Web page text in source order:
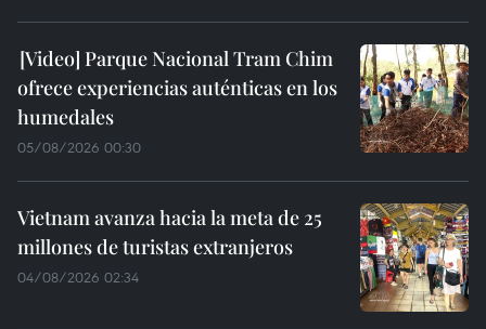
Parque Nacional Tram Chim
ofrece experiencias auténticas en los
humedales
05/08/2026 00:30
Vietnam avanza hacia la meta de 25
millones de turistas extranjeros
04/08/2026 02:34